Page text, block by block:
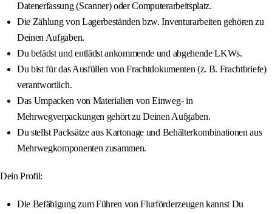
Datenerfassung (Scanner) oder Computerarbeitsplatz.
Die Zählung von Lagerbeständen bzw. Inventurarbeiten gehören zu
Deinen Aufgaben.
Du belädst und entlädst ankommende und abgehende LKWs.
Du bist für das Ausfüllen von Frachtdokumenten (z. B. Frachtbriefe)
verantwortlich.
Das Umpacken von Materialien von Einweg- in
Mehrwegverpackungen gehört zu Deinen Aufgaben.
Du stellst Packsätze aus Kartonage und Behälterkombinationen aus
Mehrwegkomponenten zusammen.
Dein Profil:
Die Befähigung zum Führen von Flurförderzeugen kannst Du